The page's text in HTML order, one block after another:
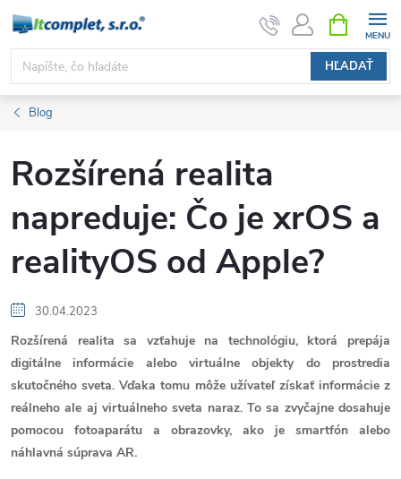
Prejsť
obsah
HĽADAŤ
KOŠÍK
Blog
Rozšírená realita
napreduje: Čo je xrOS a
realityOS od Apple?
30.04.2023
Rozšírená realita sa vzťahuje na technológiu, ktorá prepája
digitálne informácie alebo virtuálne objekty do prostredia
skutočného sveta. Vďaka tomu môže užívateľ získať informácie z
reálneho ale aj virtuálneho sveta naraz. To sa zvyčajne dosahuje
pomocou fotoaparátu a obrazovky, ako je smartfón alebo
náhlavná súprava AR.